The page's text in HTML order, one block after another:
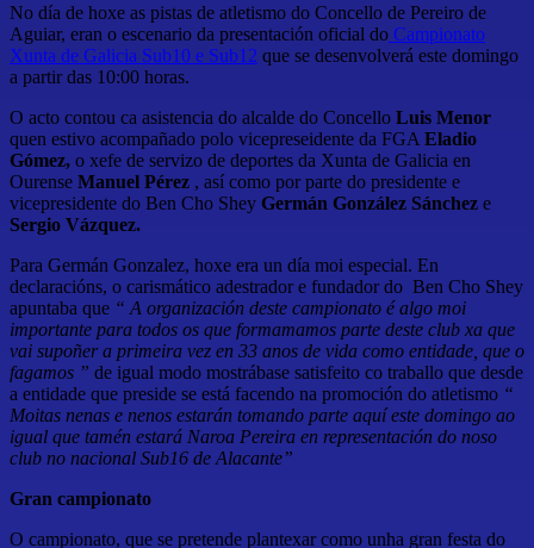
No día de hoxe as pistas de atletismo do Concello de Pereiro de
Aguiar, eran o escenario da presentación oficial do Campionato
Xunta de Galicia Sub10 e Sub12 que se desenvolverá este domingo
a partir das 10:00 horas.
O acto contou ca asistencia do alcalde do Concello Luis Menor
quen estivo acompañado polo vicepreseidente da FGA Eladio
Gómez, o xefe de servizo de deportes da Xunta de Galicia en
Ourense Manuel Pérez , así como por parte do presidente e
vicepresidente do Ben Cho Shey Germán González Sánchez e
Sergio Vázquez.
Para Germán Gonzalez, hoxe era un día moi especial. En
declaracións, o carismático adestrador e fundador do Ben Cho Shey
apuntaba que “ A organización deste campionato é algo moi
importante para todos os que formamamos parte deste club xa que
vai supoñer a primeira vez en 33 anos de vida como entidade, que o
fagamos ” de igual modo mostrábase satisfeito co traballo que desde
a entidade que preside se está facendo na promoción do atletismo “
Moitas nenas e nenos estarán tomando parte aquí este domingo ao
igual que tamén estará Naroa Pereira en representación do noso
club no nacional Sub16 de Alacante”
Gran campionato
O campionato, que se pretende plantexar como unha gran festa do